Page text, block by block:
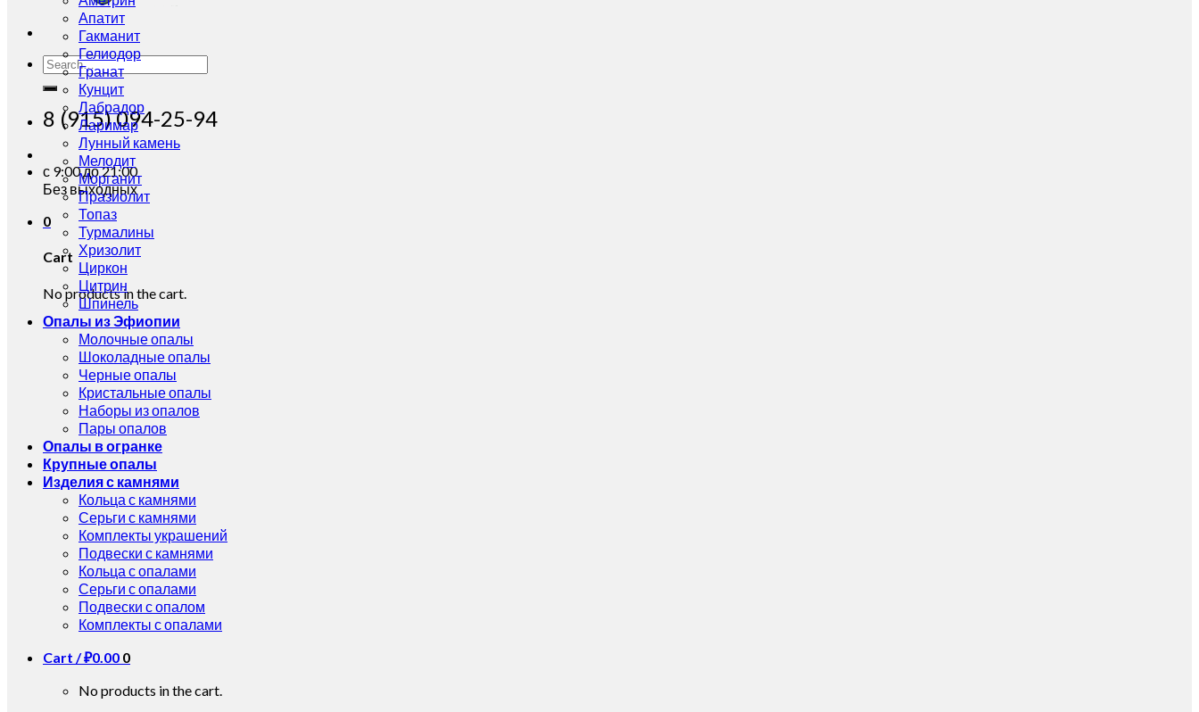
Search
for:
8 (915) 094-25-94
с 9:00 до 21:00
Без выходных
0
Cart
No products in the cart.
Апатит
Гакманит
Гелиодор
Гранат
Кунцит
Лабрадор
Ларимар
Лунный камень
Мелодит
Морганит
Празиолит
Топаз
Турмалины
Хризолит
Циркон
Цитрин
Шпинель
Опалы из Эфиопии
Молочные опалы
Шоколадные опалы
Черные опалы
Кристальные опалы
Наборы из опалов
Пары опалов
Опалы в огранке
Крупные опалы
Изделия с камнями
Кольца с камнями
Серьги с камнями
Комплекты украшений
Подвески с камнями
Кольца с опалами
Серьги с опалами
Подвески с опалом
Комплекты с опалами
Cart /₽0.00 0
No products in the cart.